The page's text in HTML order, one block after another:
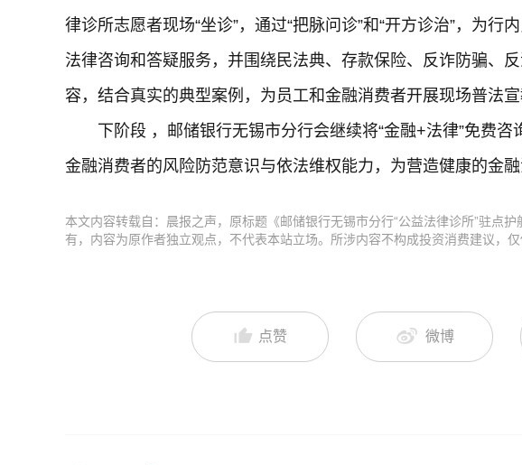
律诊所志愿者现场“坐诊”，通过“把脉问诊”和“开方诊治”，为行
法律咨询和答疑服务，并围绕民法典、存款保险、反诈防骗、
容，结合真实的典型案例，为员工和金融消费者开展现场普法宣
下阶段 ，邮储银行无锡市分行会继续将“金融+法律”免费
金融消费者的风险防范意识与依法维权能力，为营造健康的金融
本文内容转载自：晨报之声，原标题《邮储银行无锡市分行“公益法律诊所”驻点
有，内容为原作者独立观点，不代表本站立场。所涉内容不构成投资消费建议，
点赞 微博